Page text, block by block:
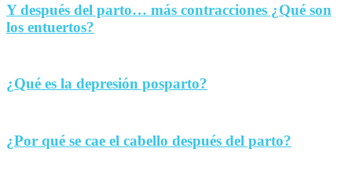
Y después del parto… más contracciones ¿Qué son
los entuertos?
¿Qué es la depresión posparto?
¿Por qué se cae el cabello después del parto?